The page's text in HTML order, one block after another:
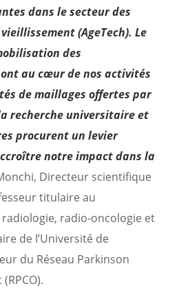
dans le secteur des
(AgeTech). Le
des
au cœur de nos activités
de maillages offertes par
recherche universitaire et
procurent un levier
notre impact dans la
Directeur scientifique
titulaire au
radio-oncologie et
de l’Université de
du Réseau Parkinson